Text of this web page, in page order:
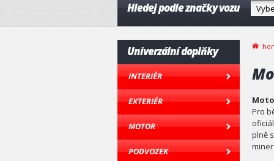
Hledej podle značky vozu
Univerzální doplňky
INTERIÉR
EXTERIÉR
MOTOR
PODVOZEK
Pro
plně